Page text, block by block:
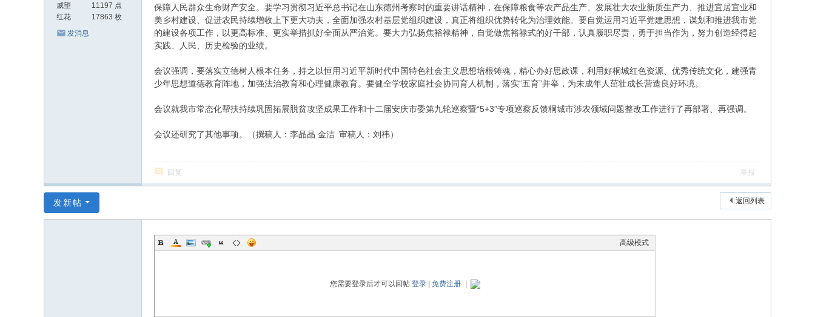
威望
11197 点
红花
17863 枚
发消息
保障人民群众生命财产安全。要学习贯彻习近平总书记在山东德州考察时的重要讲话精神，在保障粮食等农产品生产、发展壮大农业新质生产力、推进宜居宜业和
美乡村建设、促进农民持续增收上下更大功夫，全面加强农村基层党组织建设，真正将组织优势转化为治理效能。要自觉运用习近平党建思想，谋划和推进我市党
的建设各项工作，以更高标准、更实举措抓好全面从严治党。要大力弘扬焦裕禄精神，自觉做焦裕禄式的好干部，认真履职尽责，勇于担当作为，努力创造经得起
实践、人民、历史检验的业绩。
会议强调，要落实立德树人根本任务，持之以恒用习近平新时代中国特色社会主义思想培根铸魂，精心办好思政课，利用好桐城红色资源、优秀传统文化，建强青
少年思想道德教育阵地，加强法治教育和心理健康教育。要健全学校家庭社会协同育人机制，落实“五育”并举，为未成年人茁壮成长营造良好环境。
会议就我市常态化帮扶持续巩固拓展脱贫攻坚成果工作和十二届安庆市委第九轮巡察暨“5+3”专项巡察反馈桐城市涉农领域问题整改工作进行了再部署、再强调。
会议还研究了其他事项。（撰稿人：李晶晶 金洁 审稿人：刘祎）
回复 举报
返回列表
发新帖
高级模式
您需要登录后才可以回帖 登录| 免费注册